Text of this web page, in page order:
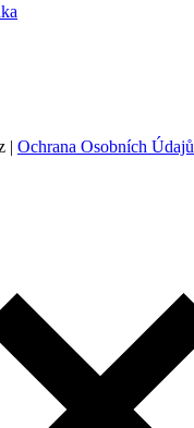
| Ochrana Osobních Údajů